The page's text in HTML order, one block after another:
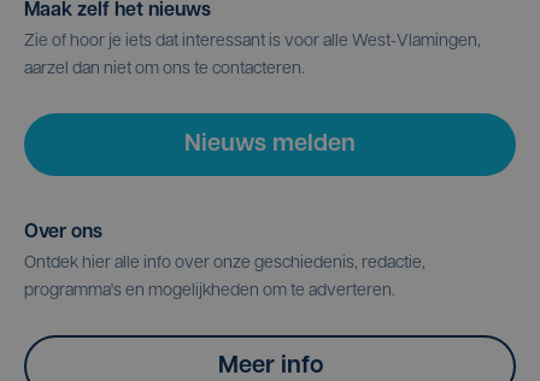
Maak zelf het nieuws
Zie of hoor je iets dat interessant is voor alle West-Vlamingen,
aarzel dan niet om ons te contacteren.
Nieuws melden
Over ons
Ontdek hier alle info over onze geschiedenis, redactie,
programma's en mogelijkheden om te adverteren.
Meer info